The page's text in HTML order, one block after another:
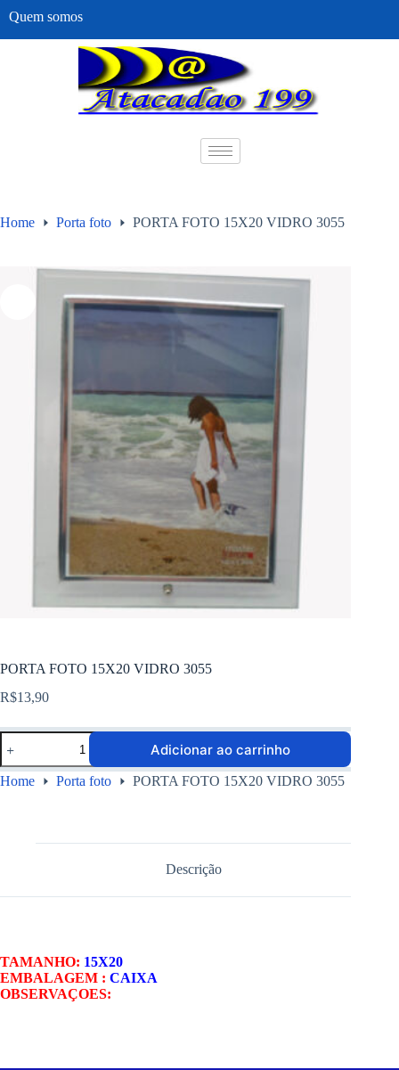
Quem somos
Home Porta foto PORTA FOTO 15X20 VIDRO 3055
PORTA FOTO 15X20 VIDRO 3055
R$13,90
Adicionar ao carrinho
Home Porta foto PORTA FOTO 15X20 VIDRO 3055
Descrição
TAMANHO: 15X20
EMBALAGEM : CAIXA
OBSERVAÇOES: